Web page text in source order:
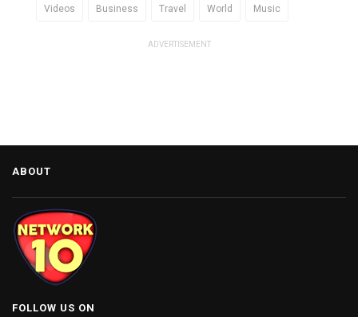
Videos Business Travel World Music
ADVERTISEMENT
ABOUT
FOLLOW US ON